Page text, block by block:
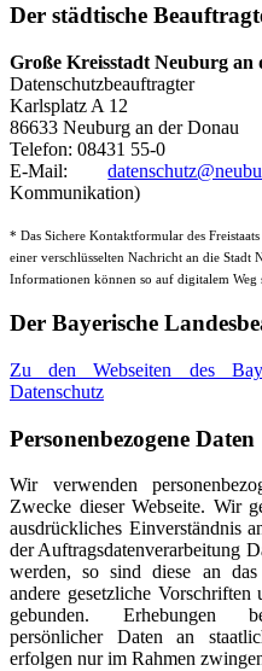
Der städtische
Große Kreisstadt Neuburg an
Datenschutzbeauftragter
Karlsplatz A 12
86633 Neuburg an der Donau
Telefon: 08431 55-0
E-Mail:
Kommunikation)
* Das Sichere Kontaktformular des
einer verschlüsselten Nachricht an die Stadt
Informationen können so auf digitalem Weg
Der Bayerische
Zu den Webseiten des
Datenschutz
Personenbezogene Daten
Wir verwenden
Zwecke dieser Webseite. Wir
ausdrückliches Einverständnis
der Auftragsdatenverarbeitung
werden, so sind diese an das
andere gesetzliche
gebunden. Erhebungen
persönlicher Daten an
erfolgen nur im Rahmen